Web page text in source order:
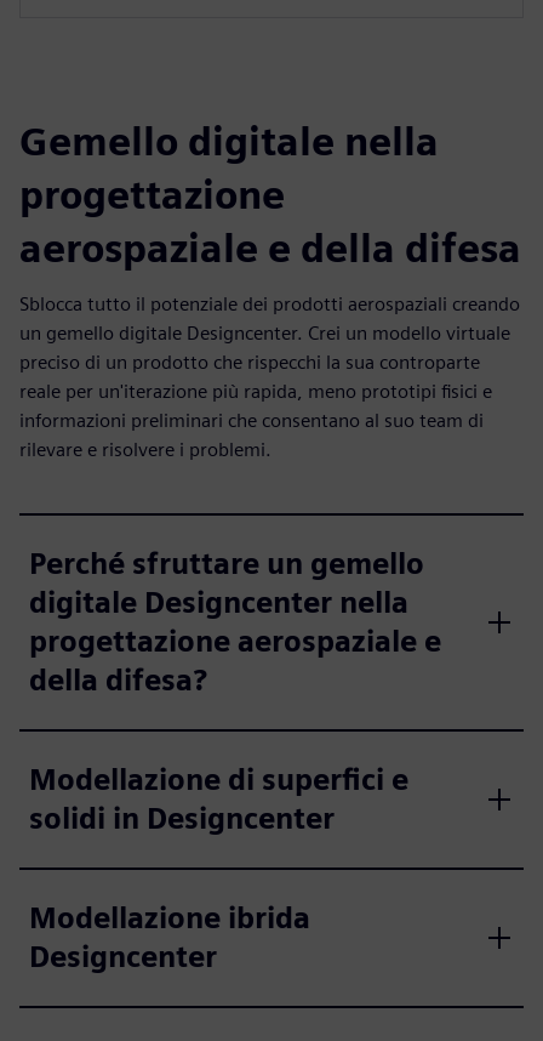
Gemello digitale nella
progettazione
aerospaziale e della difesa
Sblocca tutto il potenziale dei prodotti aerospaziali creando
un gemello digitale Designcenter. Crei un modello virtuale
preciso di un prodotto che rispecchi la sua controparte
reale per un'iterazione più rapida, meno prototipi fisici e
informazioni preliminari che consentano al suo team di
rilevare e risolvere i problemi.
Perché sfruttare un gemello
digitale Designcenter nella
progettazione aerospaziale e
della difesa?
Modellazione di superfici e
solidi in Designcenter
Modellazione ibrida
Designcenter